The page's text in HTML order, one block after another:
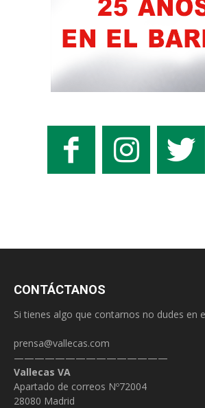
CONTÁCTANOS
Si tienes algo que contarnos no dudes en
prensa@vallecas.com
———————————————
Vallecas VA
Apartado de correos Nº72004
28080 Madrid